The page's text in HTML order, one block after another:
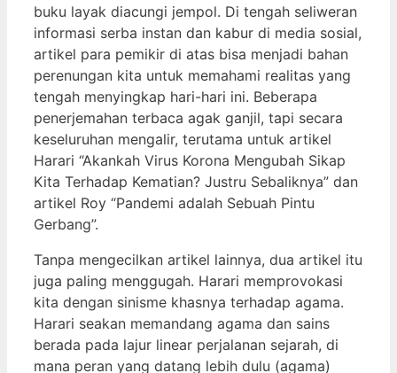
buku layak diacungi jempol. Di tengah seliweran
informasi serba instan dan kabur di media sosial,
artikel para pemikir di atas bisa menjadi bahan
perenungan kita untuk memahami realitas yang
tengah menyingkap hari-hari ini. Beberapa
penerjemahan terbaca agak ganjil, tapi secara
keseluruhan mengalir, terutama untuk artikel
Harari “Akankah Virus Korona Mengubah Sikap
Kita Terhadap Kematian? Justru Sebaliknya” dan
artikel Roy “Pandemi adalah Sebuah Pintu
Gerbang”.
Tanpa mengecilkan artikel lainnya, dua artikel itu
juga paling menggugah. Harari memprovokasi
kita dengan sinisme khasnya terhadap agama.
Harari seakan memandang agama dan sains
berada pada lajur linear perjalanan sejarah, di
mana peran yang datang lebih dulu (agama)